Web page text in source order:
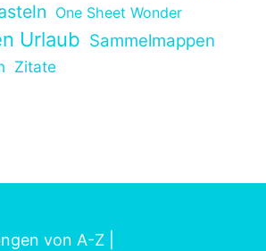
One Sheet Wonder
Urlaub Sammelmappen
Zitate
von A-Z|